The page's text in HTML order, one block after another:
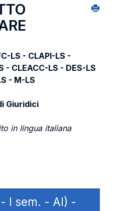
LS - CLAPI-LS -
- CLEACC-LS - DES-LS
- M-LS
Giuridici
in lingua italiana
I sem. - AI) -